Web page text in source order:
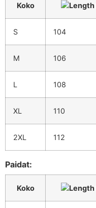
Koko
S 104
M 106
L 108
XL 110
2XL 112
Paidat:
Koko